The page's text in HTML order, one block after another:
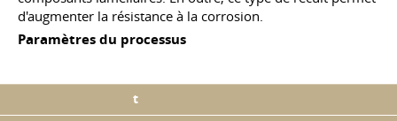
d'augmenter la résistance à la corrosion.
Paramètres du processus
t